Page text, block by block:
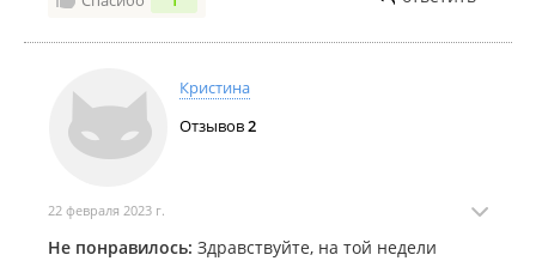
Кристина
Отзывов2
22 февраля 2023 г.
Не понравилось: Здравствуйте, на той недели